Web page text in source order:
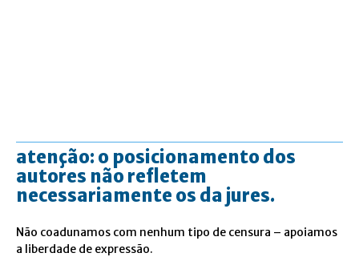
atenção: o posicionamento dos
autores não refletem
necessariamente os da jures.
Não coadunamos com nenhum tipo de censura – apoiamos
a liberdade de expressão.